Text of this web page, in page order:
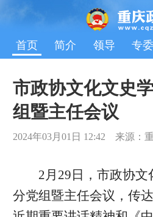
首页 简介 领导 专
市政协文化文史
组暨主任会议
2024年03月01日 12:42 来源：
2月29日，市政协
分党组暨主任会议，传